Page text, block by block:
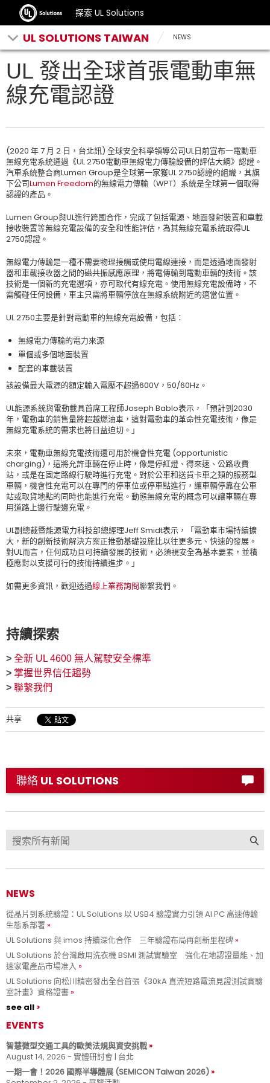
探索 UL Solutions
UL SOLUTIONS TAIWAN NEWS
UL 發出全球首張電動車無
線充電認證
(2020 年 7 月 2 日，台北訊) 全球安全科學領導公司UL日前宣布一電動車
無線充電系統通過《UL 2750電動車無線電力傳輸設備的評估大綱》認證。
汽車系統整合商Lumen Group是全球第一家獲UL 2750認證的組織，其旗
下公司Lumen Freedom的無線電力傳輸（WPT）系統是全球第一個取得
認證的產品。
Lumen Group與UL進行跨國合作，完成了包括電源、地面發射裝置和車載
接收裝置等無線充電設備的安全和性能評估，為其無線充電系統取得UL
2750認證。
無線電力傳輸是一種不需要物理接觸或使用電線連接，而是透過地面發射
器和車載接收器之間的磁共振感應原理，將電傳輸到電動車輛的技術。該
技術是一個新的充電選項，亦可取代有線充電。使用無線充電設備時，不
需觸碰任何設備，車主只需將車輛停放在無線系統附近的適當位置。
UL 2750主要是針對電動車的無線充電設備，包括：
無線電力傳輸的電力來源
單個或多個地面裝置
配套的車載裝置
該設備最大電源的額定輸入電壓不超過600V，50/60Hz。
UL能源系統與電動載具首席工程師Joseph Bablo表示，「預計到2030
年，電動車的銷售量將超越燃油車，這對電動車的革命性充電技術，像是
無線充電系統的需求也將日益迫切。」
未來，電動車無線充電技術還可用於機會性充電 (opportunistic
charging)，這將允許車輛在停止時，像是停紅燈、得來速、公路收費
站，或是在固定路線行駛時進行充電。對於公車和送貨卡車之類的服務型
車輛，機會性充電可以在專門的停車位或停車點進行，讓車輛停靠在公車
站或取貨地點的同時也能進行充電。動態無線充電的概念可以讓車輛在專
用道路上邊行駛邊充電。
UL副總裁暨能源電力科技部總經理Jeff Smidt表示，「電動車市場持續擴
大，新的創新技術解決方案正推動基礎設施比以往更多元、快速的發展。
對UL而言，任何成功且可持續發展的技術，必須視安全為基本要素，並積
極應對以支援可行的技術持續進步。」
如需更多資訊，歡迎透過線上業務詢問聯繫我們。
持續探索
> 全新 UL 4600 無人駕駛安全標準
> 掌握世界信任趨勢
> 聯繫我們
共享
聯絡 UL SOLUTIONS
NEWS
從晶片到系統驗證：UL Solutions 以 USB4 驗證實力引領 AI PC 高速傳輸
生態系部署
UL Solutions 與 imos 持續深化合作 三年驗證布局再創新里程碑
UL Solutions 於台灣啟用洗衣機 BSMI 測試實驗室 強化在地認證量能、加
速家電產品市場准入
UL Solutions 向松川精密發出全台首張《30kA 直流短路電流見證測試實驗
室計畫》資格證書
see all
EVENTS
智慧微型交通工具的歐美法規與資安挑戰
August 14, 2026 - 實體研討會 | 台北
一期一會！2026 國際半導體展 (SEMICON Taiwan 2026)